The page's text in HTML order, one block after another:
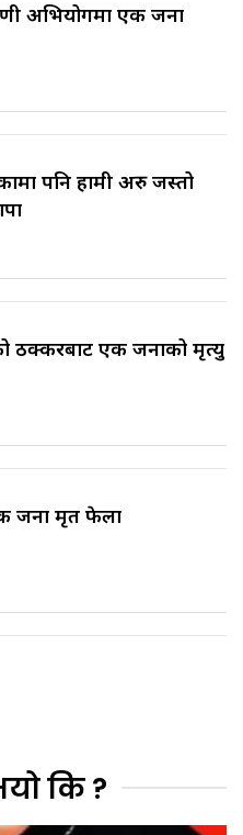
अभियोगमा एक जना
पनि हामी अरु जस्तो
ठक्करबाट एक जनाको मृत्यु
जना मृत फेला
कि ?